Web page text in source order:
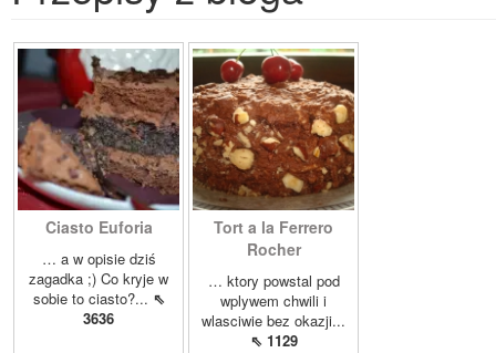
Ciasto Euforia
… a w opisie dziś
zagadka ;) Co kryje w
sobie to ciasto?... ⇖
3636
Tort a la Ferrero
Rocher
… ktory powstal pod
wplywem chwili i
wlasciwie bez okazji...
⇖ 1129